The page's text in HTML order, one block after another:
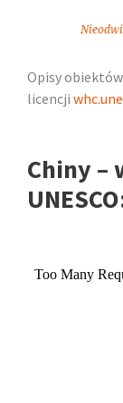
Opisy
licencji
Chiny –